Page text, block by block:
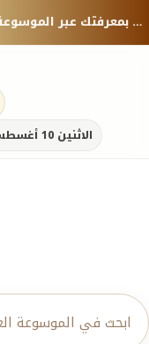
منصة معرفية موثوقة — شارك بمعرفتك عبر الموسوعة العالمية كيوبيديا.
الاثنين 10 أغسطس 2026